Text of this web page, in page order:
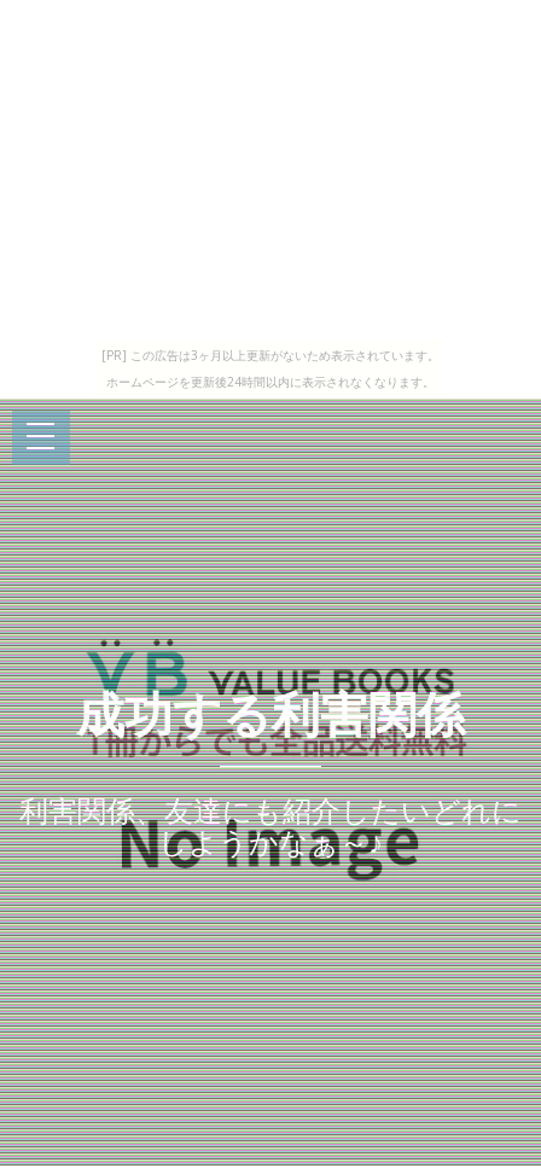
[PR] この広告は3ヶ月以上更新がないため表示されています。
ホームページを更新後24時間以内に表示されなくなります。
成功する利害関係
利害関係、友達にも紹介したいどれに
しようかなぁ～♪